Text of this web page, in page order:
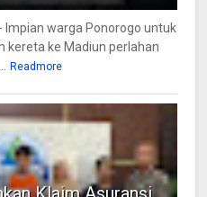
Impian warga Ponorogo untuk
kereta ke Madiun perlahan
Readmore